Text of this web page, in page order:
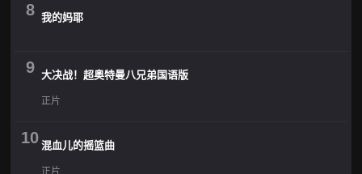
8 我的妈耶
9 大决战！超奥特曼八兄弟国语版
正片
10 混血儿的摇篮曲